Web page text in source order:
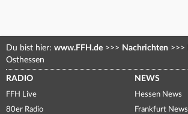
Du bist hier: www.FFH.de >>> Nachrichten >>>
Osthessen
RADIO
FFH Live
80er Radio
NEWS
Hessen News
Frankfurt News